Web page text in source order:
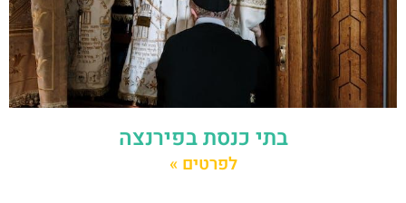
בתי כנסת בפירנצה
לפרטים »